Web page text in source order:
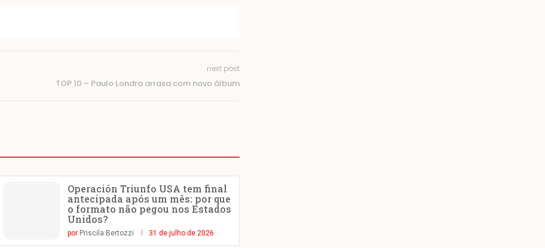
next post
TOP 10 – Paulo Londra arrasa com novo álbum
Operación Triunfo USA tem final
antecipada após um mês: por que
o formato não pegou nos Estados
Unidos?
por Priscila Bertozzi 31 de julho de 2026